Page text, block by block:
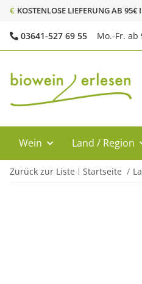
€ KOSTENLOSE LIEFERUNG AB 95€
03641-527 69 55 Mo.-Fr. ab
Wein Land / Region
Zurück zur Liste Startseite